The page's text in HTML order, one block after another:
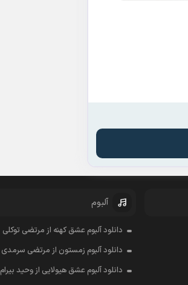
آلبوم
دانلود آلبوم عشق کهنه از مرتضی توکلی
دانلود آلبوم زمستون از مرتضی سرمدی
دانلود آلبوم عشق هیولایی از وحید بیرام